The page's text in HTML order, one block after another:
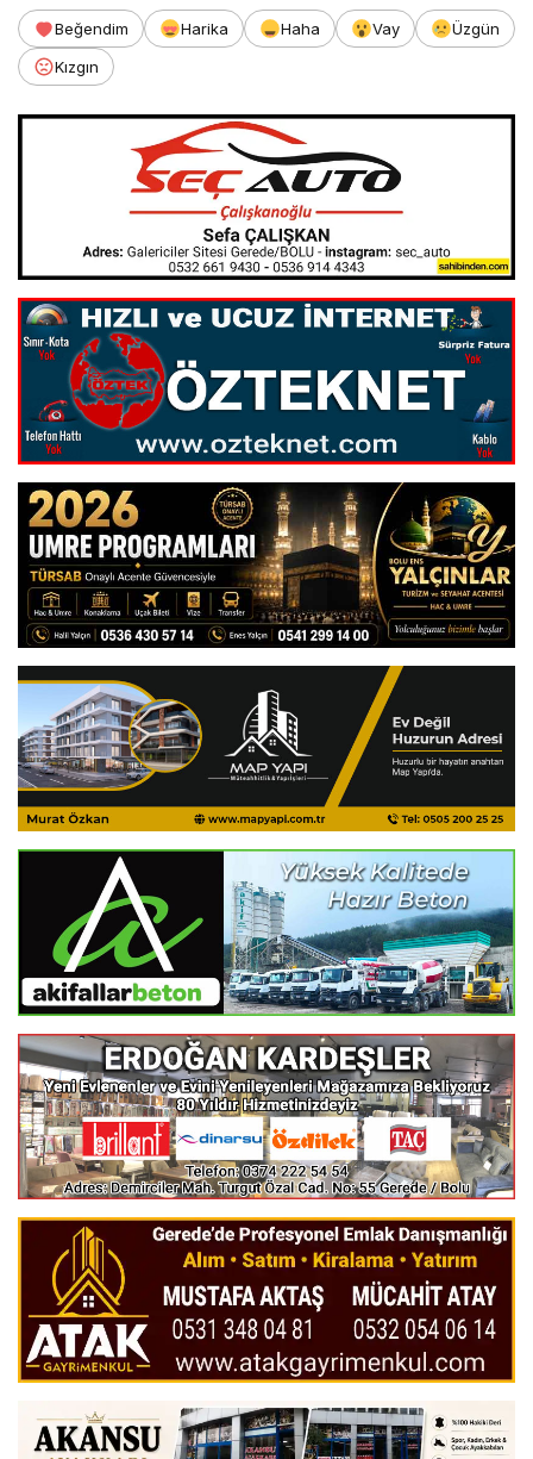
Beğendim Harika Haha Vay
Üzgün
Kızgın